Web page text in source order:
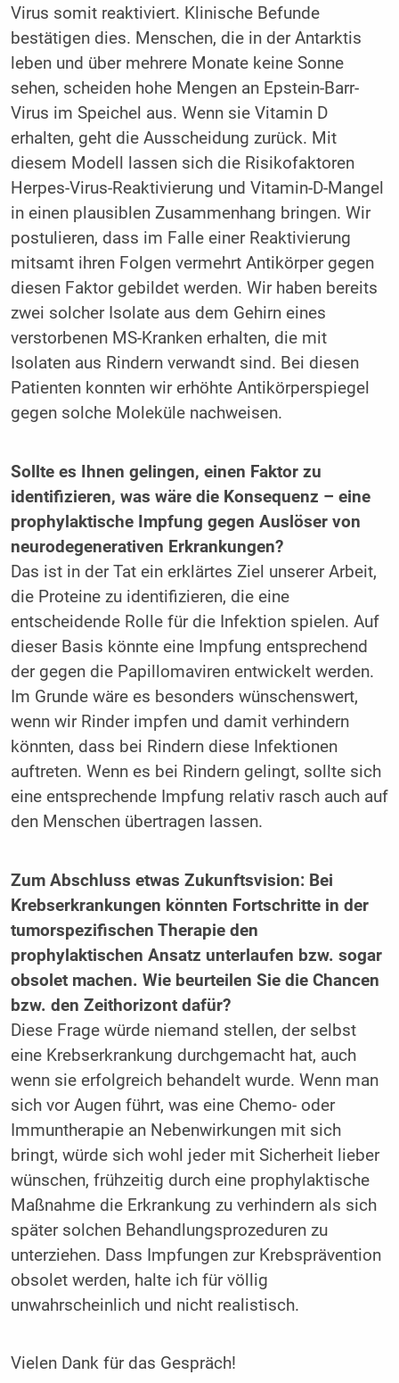
Virus somit reaktiviert. Klinische Befunde
bestätigen dies. Menschen, die in der Antarktis
leben und über mehrere Monate keine Sonne
sehen, scheiden hohe Mengen an Epstein-Barr-
Virus im Speichel aus. Wenn sie Vitamin D
erhalten, geht die Ausscheidung zurück. Mit
diesem Modell lassen sich die Risikofaktoren
Herpes-Virus-Reaktivierung und Vitamin-D-Mangel
in einen plausiblen Zusammenhang bringen. Wir
postulieren, dass im Falle einer Reaktivierung
mitsamt ihren Folgen vermehrt Antikörper gegen
diesen Faktor gebildet werden. Wir haben bereits
zwei solcher Isolate aus dem Gehirn eines
verstorbenen MS-Kranken erhalten, die mit
Isolaten aus Rindern verwandt sind. Bei diesen
Patienten konnten wir erhöhte Antikörperspiegel
gegen solche Moleküle nachweisen.
Sollte es Ihnen gelingen, einen Faktor zu
identifizieren, was wäre die Konsequenz – eine
prophylaktische Impfung gegen Auslöser von
neurodegenerativen Erkrankungen?
Das ist in der Tat ein erklärtes Ziel unserer Arbeit,
die Proteine zu identifizieren, die eine
entscheidende Rolle für die Infektion spielen. Auf
dieser Basis könnte eine Impfung entsprechend
der gegen die Papillomaviren entwickelt werden.
Im Grunde wäre es besonders wünschenswert,
wenn wir Rinder impfen und damit verhindern
könnten, dass bei Rindern diese Infektionen
auftreten. Wenn es bei Rindern gelingt, sollte sich
eine entsprechende Impfung relativ rasch auch auf
den Menschen übertragen lassen.
Zum Abschluss etwas Zukunftsvision: Bei
Krebserkrankungen könnten Fortschritte in der
tumorspezifischen Therapie den
prophylaktischen Ansatz unterlaufen bzw. sogar
obsolet machen. Wie beurteilen Sie die Chancen
bzw. den Zeithorizont dafür?
Diese Frage würde niemand stellen, der selbst
eine Krebserkrankung durchgemacht hat, auch
wenn sie erfolgreich behandelt wurde. Wenn man
sich vor Augen führt, was eine Chemo- oder
Immuntherapie an Nebenwirkungen mit sich
bringt, würde sich wohl jeder mit Sicherheit lieber
wünschen, frühzeitig durch eine prophylaktische
Maßnahme die Erkrankung zu verhindern als sich
später solchen Behandlungsprozeduren zu
unterziehen. Dass Impfungen zur Krebsprävention
obsolet werden, halte ich für völlig
unwahrscheinlich und nicht realistisch.
Vielen Dank für das Gespräch!